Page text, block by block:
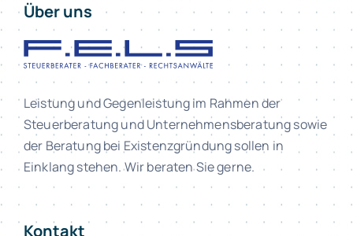
Über uns
Leistung und Gegenleistung im Rahmen der
Steuerberatung und Unternehmensberatung sowie
der Beratung bei Existenzgründung sollen in
Einklang stehen. Wir beraten Sie gerne.
Kontakt